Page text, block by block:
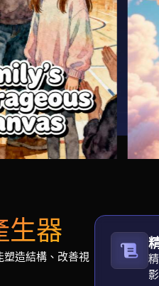
生器
塑造結構、改善視